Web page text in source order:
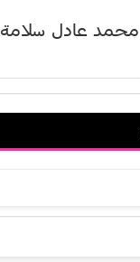
محمد عادل سلامة
دينا سالم